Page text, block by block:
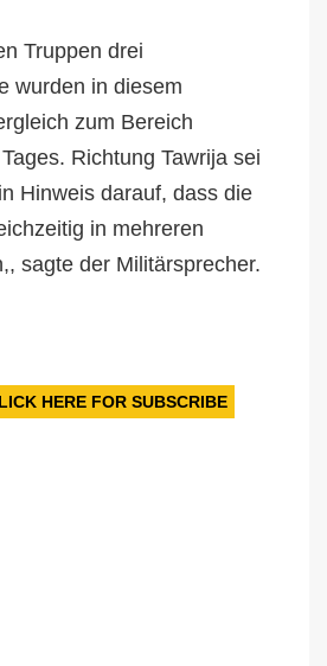
Truppen drei
wurden in diesem
zum Bereich
Richtung Tawrija sei
Hinweis darauf, dass die
in mehreren
sagte der Militärsprecher.
HERE FOR SUBSCRIBE